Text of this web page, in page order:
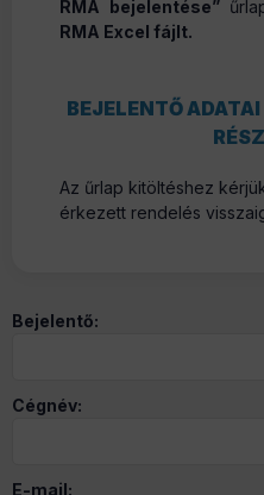
RMA bejelentése”
RMA Excel fájlt.
BEJELENTŐ
Az űrlap kitöltéshez
érkezett rendelés
Bejelentő:
Cégnév:
E-mail: